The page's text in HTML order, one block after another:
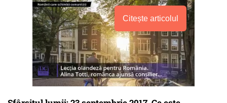
Citește articolul